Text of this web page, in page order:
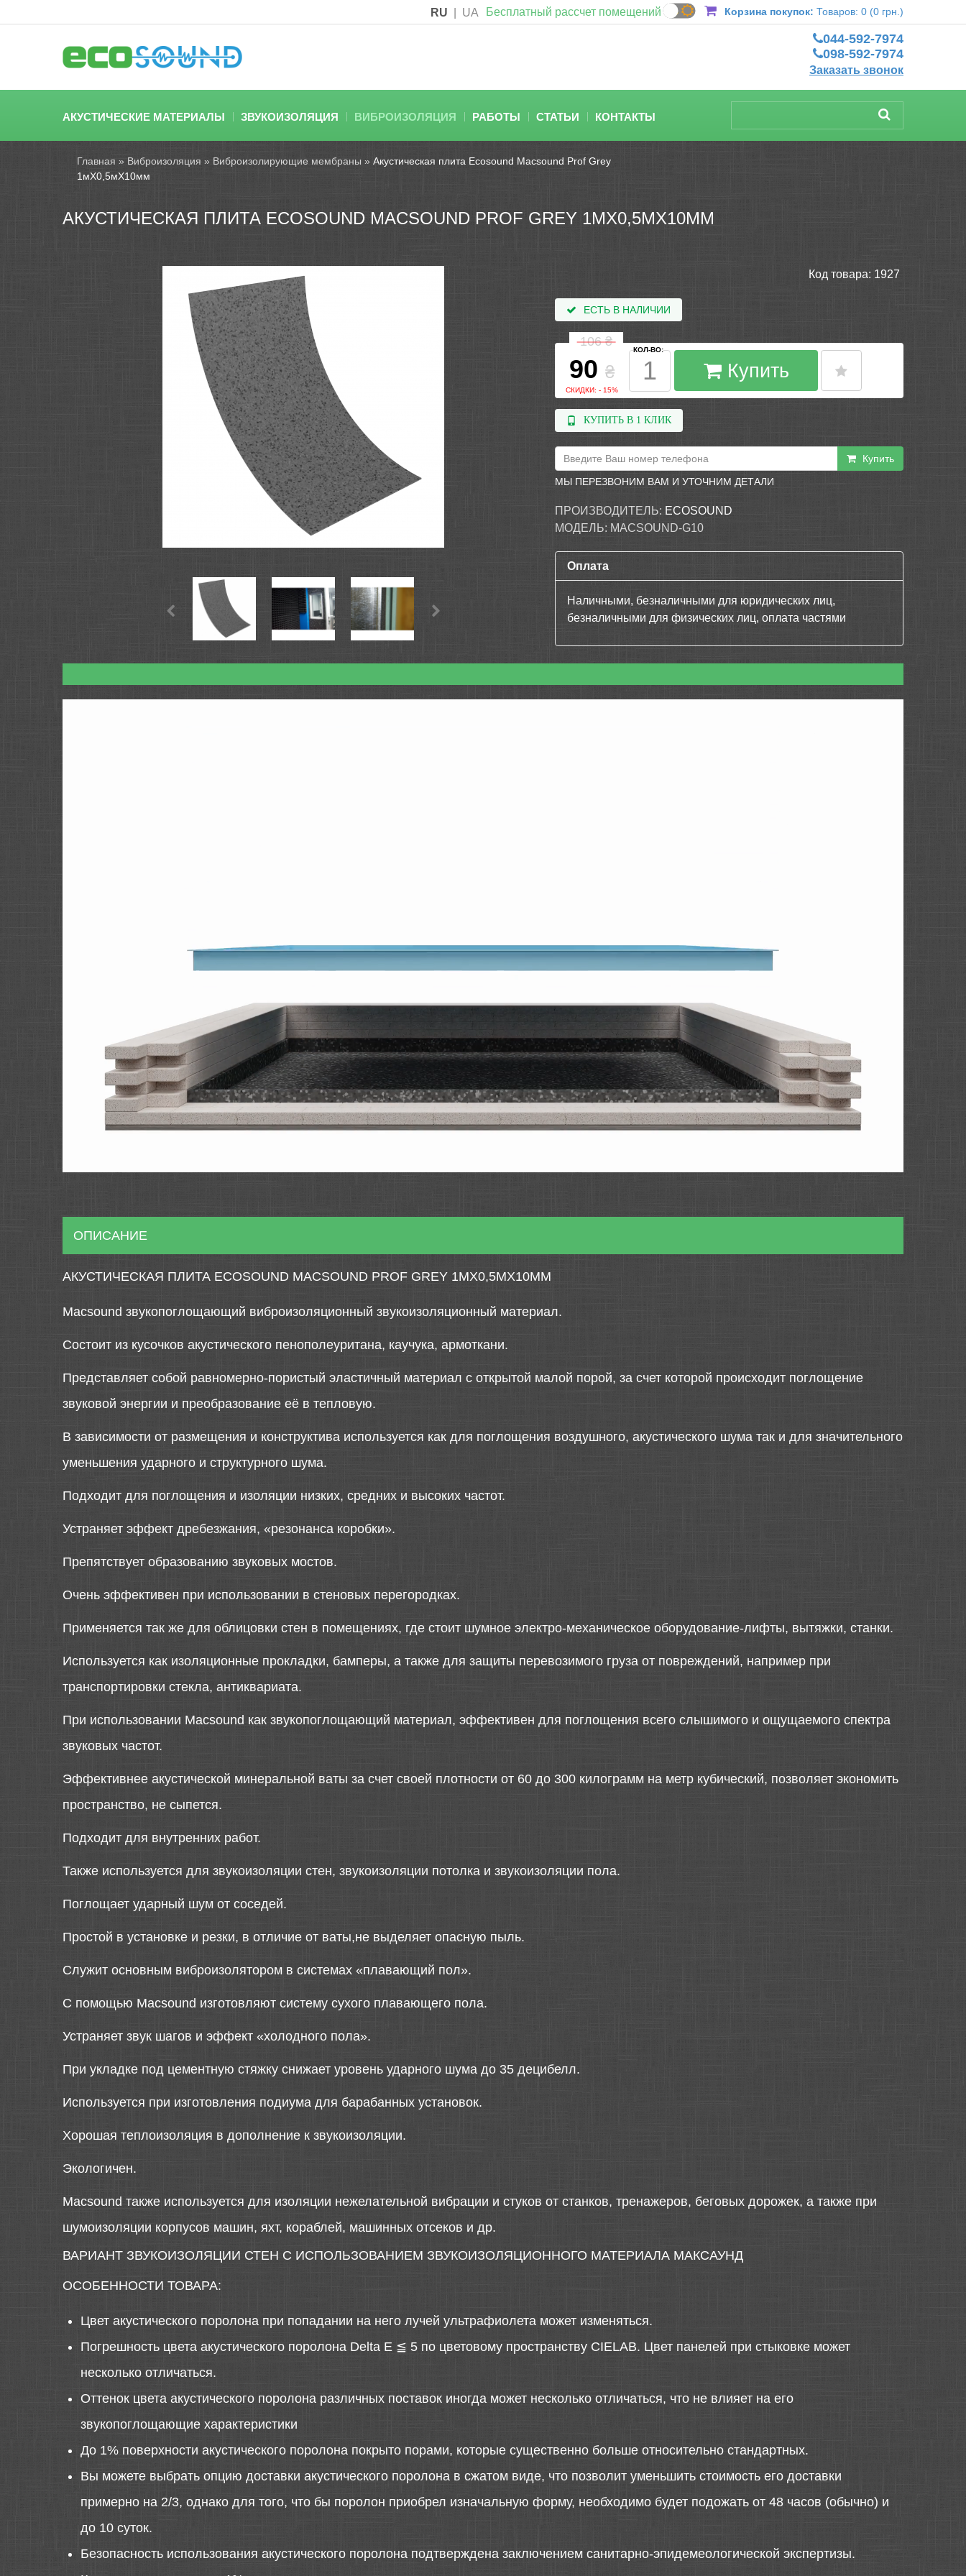
RU UA Бесплатный рассчет помещений Корзина покупок: Товаров: 0 (0 грн.)
044-592-7974
098-592-7974
Заказать звонок
АКУСТИЧЕСКИЕ МАТЕРИАЛЫ ЗВУКОИЗОЛЯЦИЯ ВИБРОИЗОЛЯЦИЯ РАБОТЫ СТАТЬИ КОНТАКТЫ
Главная » Виброизоляция » Виброизолирующие мембраны » Акустическая плита Ecosound Macsound Prof Grey
1мХ0,5мХ10мм
АКУСТИЧЕСКАЯ ПЛИТА ECOSOUND MACSOUND PROF GREY 1МХ0,5МХ10ММ
Код товара: 1927
ЕСТЬ В НАЛИЧИИ
106₴
90 ₴
СКИДКИ: - 15%
КОЛ-ВО:
Купить
КУПИТЬ В 1 КЛИК
Купить
МЫ ПЕРЕЗВОНИМ ВАМ И УТОЧНИМ ДЕТАЛИ
ПРОИЗВОДИТЕЛЬ: ECOSOUND
МОДЕЛЬ: MACSOUND-G10
Оплата
Наличными, безналичными для юридических лиц,
безналичными для физических лиц, оплата частями
ОПИСАНИЕ
АКУСТИЧЕСКАЯ ПЛИТА ECOSOUND MACSOUND PROF GREY 1МХ0,5МХ10ММ
Macsound звукопоглощающий виброизоляционный звукоизоляционный материал.
Состоит из кусочков акустического пенополеуритана, каучука, армоткани.
Представляет собой равномерно-пористый эластичный материал с открытой малой порой, за счет которой происходит поглощение
звуковой энергии и преобразование её в тепловую.
В зависимости от размещения и конструктива используется как для поглощения воздушного, акустического шума так и для значительного
уменьшения ударного и структурного шума.
Подходит для поглощения и изоляции низких, средних и высоких частот.
Устраняет эффект дребезжания, «резонанса коробки».
Препятствует образованию звуковых мостов.
Очень эффективен при использовании в стеновых перегородках.
Применяется так же для облицовки стен в помещениях, где стоит шумное электро-механическое оборудование-лифты, вытяжки, станки.
Используется как изоляционные прокладки, бамперы, а также для защиты перевозимого груза от повреждений, например при
транспортировки стекла, антиквариата.
При использовании Macsound как звукопоглощающий материал, эффективен для поглощения всего слышимого и ощущаемого спектра
звуковых частот.
Эффективнее акустической минеральной ваты за счет своей плотности от 60 до 300 килограмм на метр кубический, позволяет экономить
пространство, не сыпется.
Подходит для внутренних работ.
Также используется для звукоизоляции стен, звукоизоляции потолка и звукоизоляции пола.
Поглощает ударный шум от соседей.
Простой в установке и резки, в отличие от ваты,не выделяет опасную пыль.
Служит основным виброизолятором в системах «плавающий пол».
С помощью Macsound изготовляют систему сухого плавающего пола.
Устраняет звук шагов и эффект «холодного пола».
При укладке под цементную стяжку снижает уровень ударного шума до 35 децибелл.
Используется при изготовления подиума для барабанных установок.
Хорошая теплоизоляция в дополнение к звукоизоляции.
Экологичен.
Macsound также используется для изоляции нежелательной вибрации и стуков от станков, тренажеров, беговых дорожек, а также при
шумоизоляции корпусов машин, яхт, кораблей, машинных отсеков и др.
ВАРИАНТ ЗВУКОИЗОЛЯЦИИ СТЕН С ИСПОЛЬЗОВАНИЕМ ЗВУКОИЗОЛЯЦИОННОГО МАТЕРИАЛА МАКСАУНД
ОСОБЕННОСТИ ТОВАРА:
Цвет акустического поролона при попадании на него лучей ультрафиолета может изменяться.
Погрешность цвета акустического поролона Delta E ≦ 5 по цветовому пространству CIELAB. Цвет панелей при стыковке может
несколько отличаться.
Оттенок цвета акустического поролона различных поставок иногда может несколько отличаться, что не влияет на его
звукопоглощающие характеристики
До 1% поверхности акустического поролона покрыто порами, которые существенно больше относительно стандартных.
Вы можете выбрать опцию доставки акустического поролона в сжатом виде, что позволит уменьшить стоимость его доставки
примерно на 2/3, однако для того, что бы поролон приобрел изначальную форму, необходимо будет подожать от 48 часов (обычно) и
до 10 суток.
Безопасность использования акустического поролона подтверждена заключением санитарно-эпидемеологической экспертизы.